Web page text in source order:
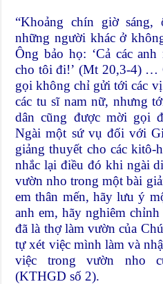
“Khoảng chín giờ
những người khác ở
Ông bảo họ: ‘Cả các
cho tôi đi!’ (Mt 20,3-4) …
gọi không chỉ gửi tới các
các tu sĩ nam nữ, nhưng
dân cũng được mời gọi
Ngài một sứ vụ đối với
giảng thuyết cho các
nhắc lại điều đó khi ngài
vườn nho trong một bài
em thân mến, hãy lưu ý
anh em, hãy nghiêm
đã là thợ làm vườn của
tự xét việc mình làm và
việc trong vườn nho
(KTHGD số 2).